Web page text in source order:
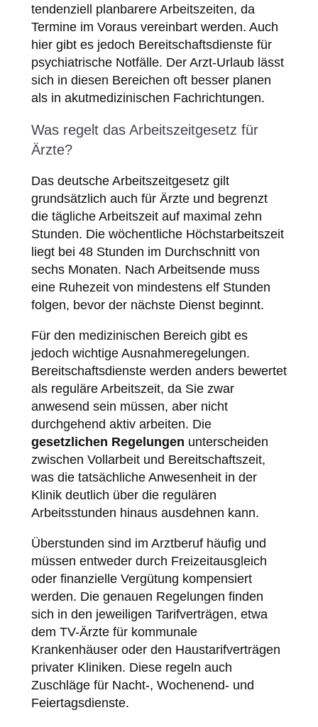
tendenziell planbarere Arbeitszeiten, da
Termine im Voraus vereinbart werden. Auch
hier gibt es jedoch Bereitschaftsdienste für
psychiatrische Notfälle. Der Arzt-Urlaub lässt
sich in diesen Bereichen oft besser planen
als in akutmedizinischen Fachrichtungen.
Was regelt das Arbeitszeitgesetz für
Ärzte?
Das deutsche Arbeitszeitgesetz gilt
grundsätzlich auch für Ärzte und begrenzt
die tägliche Arbeitszeit auf maximal zehn
Stunden. Die wöchentliche Höchstarbeitszeit
liegt bei 48 Stunden im Durchschnitt von
sechs Monaten. Nach Arbeitsende muss
eine Ruhezeit von mindestens elf Stunden
folgen, bevor der nächste Dienst beginnt.
Für den medizinischen Bereich gibt es
jedoch wichtige Ausnahmeregelungen.
Bereitschaftsdienste werden anders bewertet
als reguläre Arbeitszeit, da Sie zwar
anwesend sein müssen, aber nicht
durchgehend aktiv arbeiten. Die
gesetzlichen Regelungen unterscheiden
zwischen Vollarbeit und Bereitschaftszeit,
was die tatsächliche Anwesenheit in der
Klinik deutlich über die regulären
Arbeitsstunden hinaus ausdehnen kann.
Überstunden sind im Arztberuf häufig und
müssen entweder durch Freizeitausgleich
oder finanzielle Vergütung kompensiert
werden. Die genauen Regelungen finden
sich in den jeweiligen Tarifverträgen, etwa
dem TV-Ärzte für kommunale
Krankenhäuser oder den Haustarifverträgen
privater Kliniken. Diese regeln auch
Zuschläge für Nacht-, Wochenend- und
Feiertagsdienste.